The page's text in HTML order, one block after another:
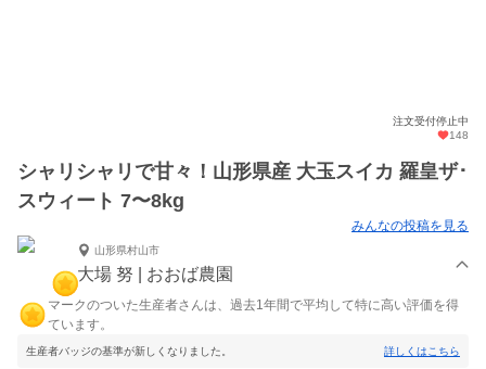
注文受付停止中
148
シャリシャリで甘々！山形県産 大玉スイカ 羅皇ザ･
スウィート 7〜8kg
みんなの投稿を見る
山形県村山市
大場 努 | おおば農園
マークのついた生産者さんは、過去1年間で平均して特に高い評価を得
ています。
生産者バッジの基準が新しくなりました。 詳しくはこちら